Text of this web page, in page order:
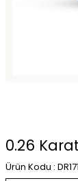
0.26
Ürün Kodu :